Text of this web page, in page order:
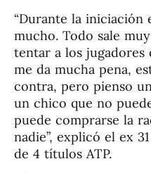
“Durante la iniciación
mucho. Todo sale
tentar a los jugadores
me da mucha pena,
contra, pero pienso
un chico que no
puede comprarse la
nadie”, explicó el ex
de 4 títulos ATP.